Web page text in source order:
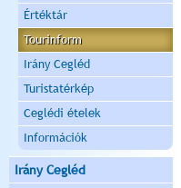
Értéktár
Tourinform
Irány Cegléd
Turistatérkép
Ceglédi ételek
Információk
Irány Cegléd